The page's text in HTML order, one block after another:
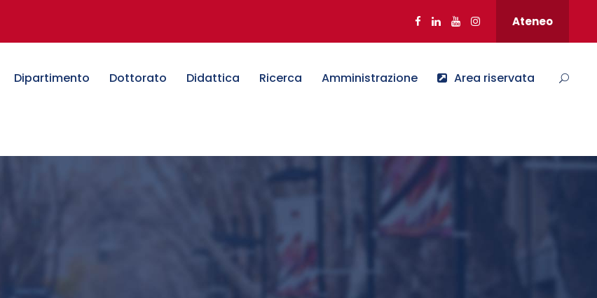
Ateneo
Dipartimento Dottorato Didattica Ricerca Amministrazione Area riservata